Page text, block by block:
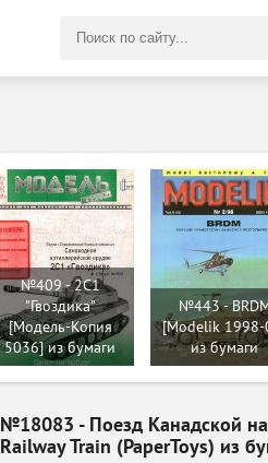
№409 - 2C1
"Гвоздика"
[Модель-Копия
5036] из бумаги
№443 -
[Modelik 1998-
из бумаги
№18083 - Поезд Канадской
Railway Train (PaperToys) из